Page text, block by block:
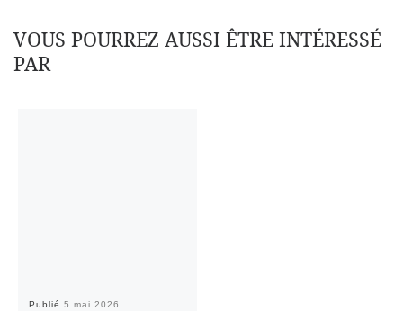
VOUS POURREZ AUSSI ÊTRE INTÉRESSÉ
PAR
Publié 5 mai 2026